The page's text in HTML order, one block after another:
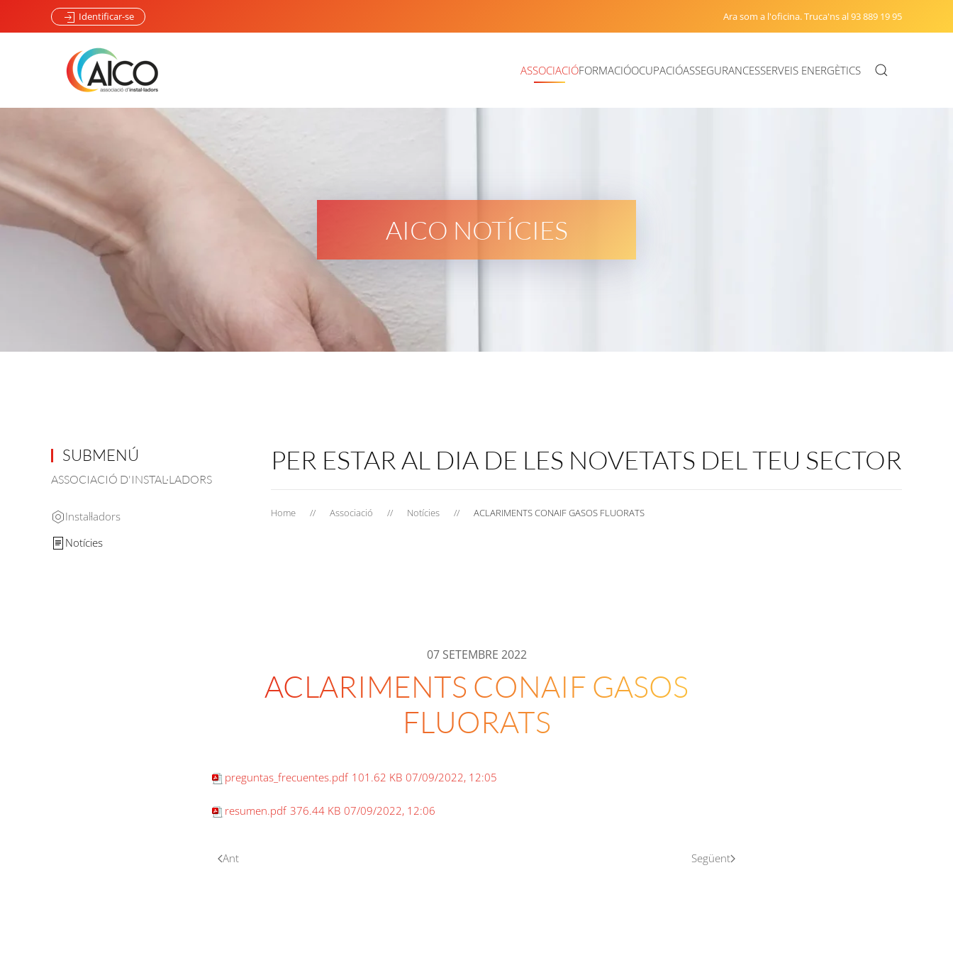
Identificar-se Ara som a l'oficina. Truca'ns al 93 889 19 95
ASSOCIACIÓFORMACIÓOCUPACIÓASSEGURANCESSERVEIS ENERGÈTICS
AICO NOTÍCIES
SUBMENÚ
ASSOCIACIÓ D'INSTAL·LADORS
Instal·ladors
Notícies
PER ESTAR AL DIA DE LES NOVETATS DEL TEU SECTOR
Home Associació Notícies ACLARIMENTS CONAIF GASOS FLUORATS
07 SETEMBRE 2022
ACLARIMENTS CONAIF GASOS
FLUORATS
preguntas_frecuentes.pdf 101.62 KB 07/09/2022, 12:05
resumen.pdf 376.44 KB 07/09/2022, 12:06
Ant Següent